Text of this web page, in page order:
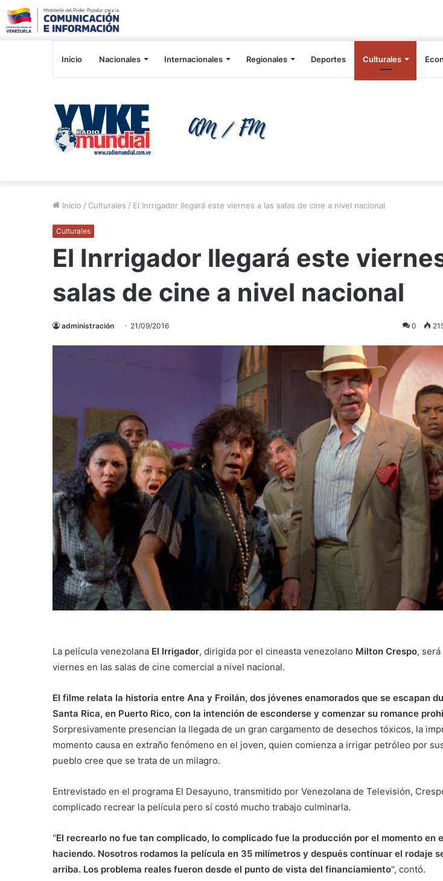
Inicio Nacionales Internacionales Regionales Deportes Culturales
Inicio / Culturales / El Inrrigador llegará este viernes a las salas de cine a nivel nacional
Culturales
El Inrrigador llegará este
salas de cine a nivel nacional
administración 21/09/2016 0
La película venezolana El Irrigador, dirigida por el cineasta venezolano Milton Crespo,
viernes en las salas de cine comercial a nivel nacional.
El filme relata la historia entre Ana y Froilán, dos jóvenes enamorados que se escapan
Santa Rica, en Puerto Rico, con la intención de esconderse y comenzar su romance
Sorpresivamente presencian la llegada de un gran cargamento de desechos tóxicos, la
momento causa en extraño fenómeno en el joven, quien comienza a irrigar petróleo por
pueblo cree que se trata de un milagro.
Entrevistado en el programa El Desayuno, transmitido por Venezolana de Televisión,
complicado recrear la película pero sí costó mucho trabajo culminarla.
"El recrearlo no fue tan complicado, lo complicado fue la producción por el momento en
haciendo. Nosotros rodamos la película en 35 milímetros y después continuar el rodaje
arriba. Los problema reales fueron desde el punto de vista del financiamiento", contó.